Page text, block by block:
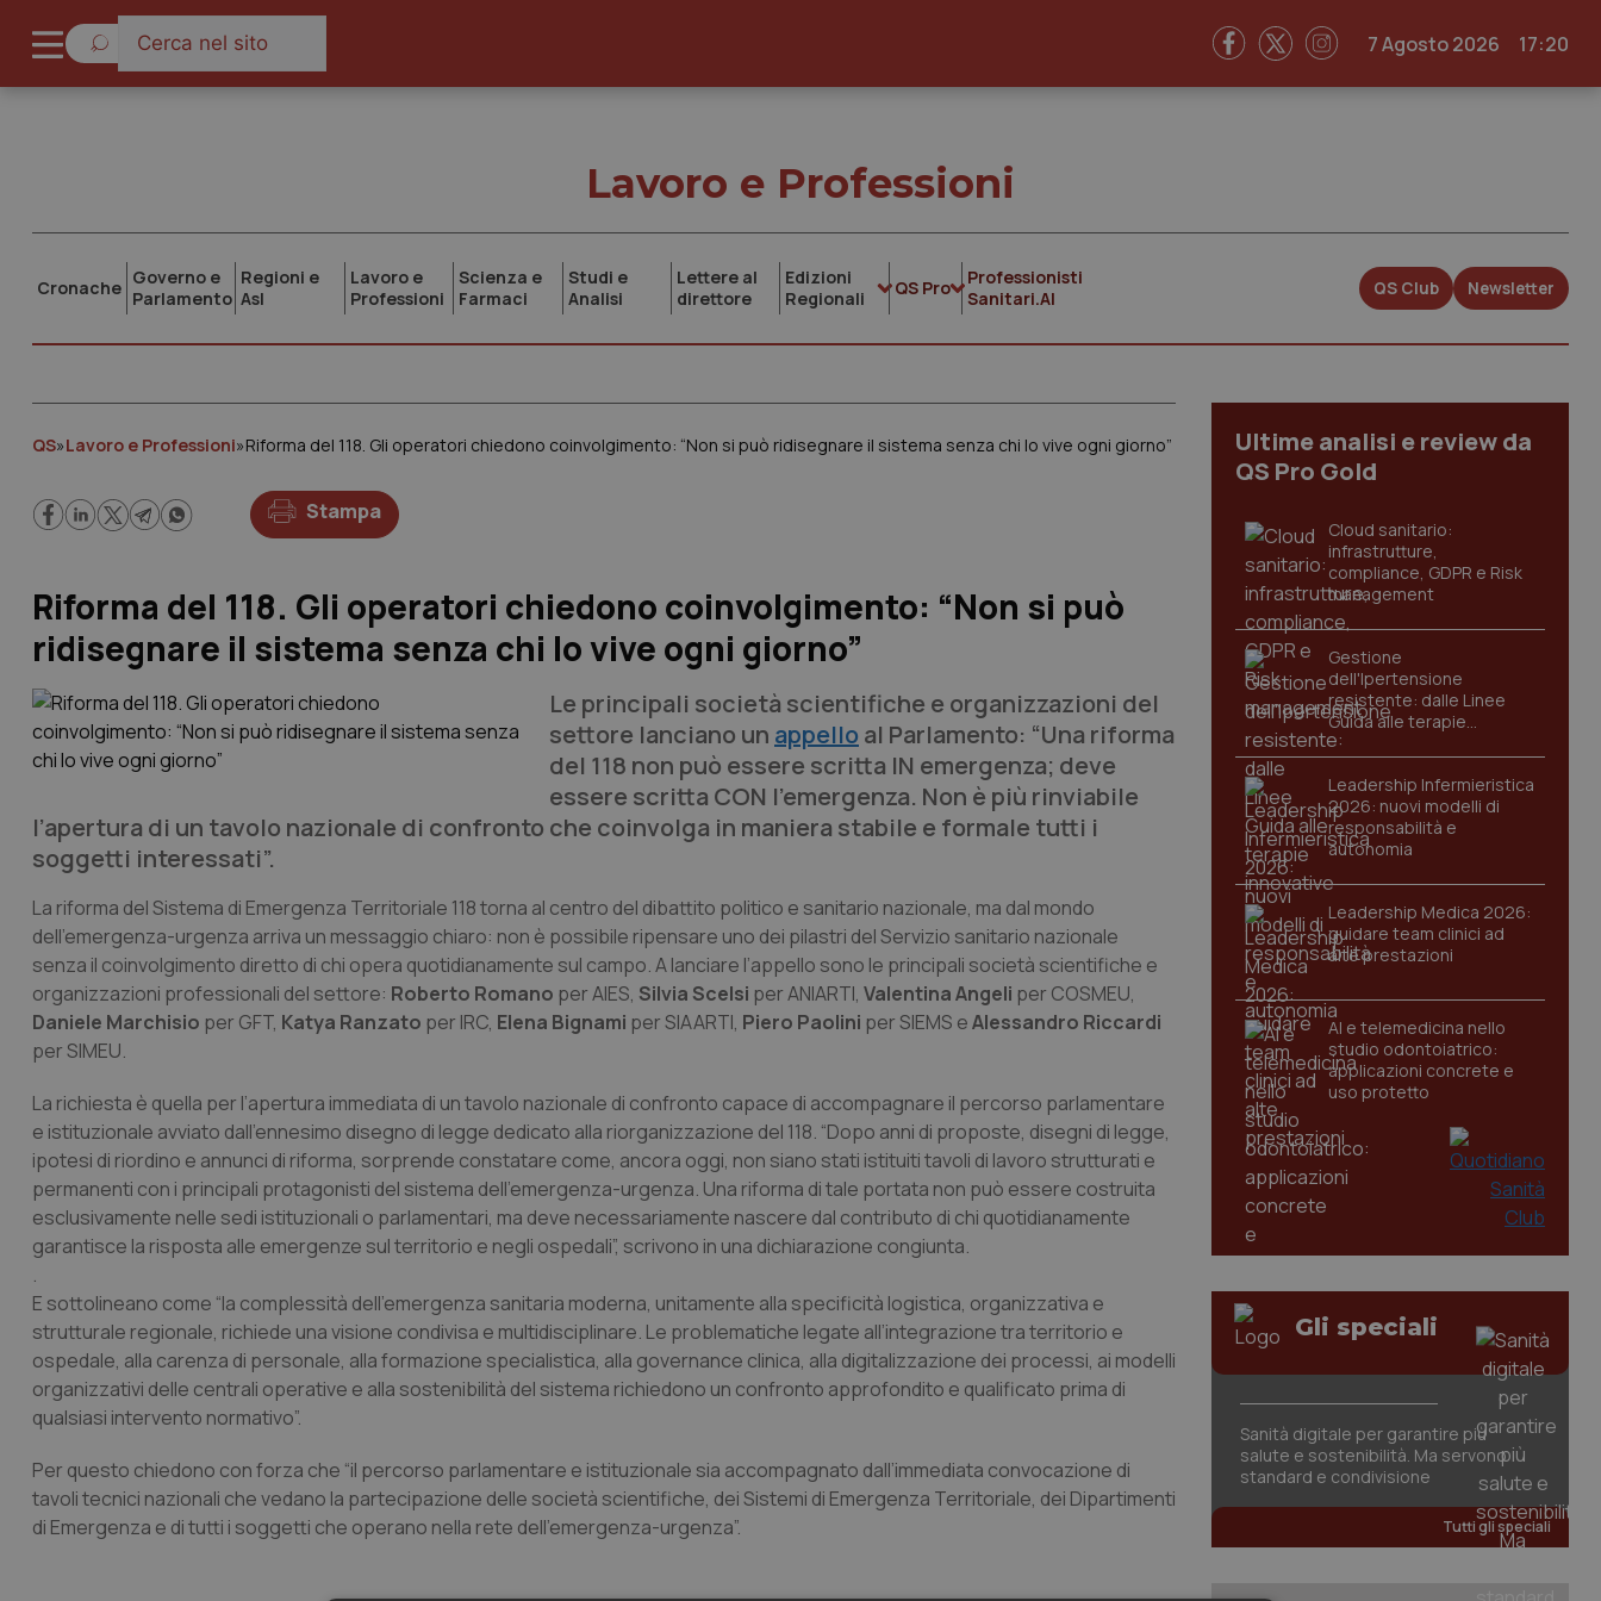
7 Agosto 2026 17:20
Lavoro e Professioni
Cronache Governo e
Parlamento
Regioni e
Asl
Lavoro e
Professioni
Scienza e
Farmaci
Studi e
Analisi
Lettere al
direttore
Edizioni
Regionali
QS Pro
Professionisti
Sanitari.AI
QS Club Newsletter
QS»Lavoro e Professioni»Riforma del 118. Gli operatori chiedono coinvolgimento: “Non si può ridisegnare il sistema senza chi lo vive ogni giorno”
Stampa
Riforma del 118. Gli operatori chiedono coinvolgimento: “Non si può
ridisegnare il sistema senza chi lo vive ogni giorno”
Le principali società scientifiche e organizzazioni del
settore lanciano un appello al Parlamento: “Una riforma
del 118 non può essere scritta IN emergenza; deve
essere scritta CON l’emergenza. Non è più rinviabile
l’apertura di un tavolo nazionale di confronto che coinvolga in maniera stabile e formale tutti i
soggetti interessati”.
La riforma del Sistema di Emergenza Territoriale 118 torna al centro del dibattito politico e sanitario nazionale, ma dal mondo
dell’emergenza-urgenza arriva un messaggio chiaro: non è possibile ripensare uno dei pilastri del Servizio sanitario nazionale
senza il coinvolgimento diretto di chi opera quotidianamente sul campo. A lanciare l’appello sono le principali società scientifiche e
organizzazioni professionali del settore: Roberto Romano per AIES, Silvia Scelsi per ANIARTI, Valentina Angeli per COSMEU,
Daniele Marchisio per GFT, Katya Ranzato per IRC, Elena Bignami per SIAARTI, Piero Paolini per SIEMS eAlessandro Riccardi
per SIMEU.
La richiesta è quella per l’apertura immediata di un tavolo nazionale di confronto capace di accompagnare il percorso parlamentare
e istituzionale avviato dall’ennesimo disegno di legge dedicato alla riorganizzazione del 118. “Dopo anni di proposte, disegni di legge,
ipotesi di riordino e annunci di riforma, sorprende constatare come, ancora oggi, non siano stati istituiti tavoli di lavoro strutturati e
permanenti con i principali protagonisti del sistema dell’emergenza-urgenza. Una riforma di tale portata non può essere costruita
esclusivamente nelle sedi istituzionali o parlamentari, ma deve necessariamente nascere dal contributo di chi quotidianamente
garantisce la risposta alle emergenze sul territorio e negli ospedali”, scrivono in una dichiarazione congiunta.
.
E sottolineano come “la complessità dell’emergenza sanitaria moderna, unitamente alla specificità logistica, organizzativa e
strutturale regionale, richiede una visione condivisa e multidisciplinare. Le problematiche legate all’integrazione tra territorio e
ospedale, alla carenza di personale, alla formazione specialistica, alla governance clinica, alla digitalizzazione dei processi, ai modelli
organizzativi delle centrali operative e alla sostenibilità del sistema richiedono un confronto approfondito e qualificato prima di
qualsiasi intervento normativo”.
Per questo chiedono con forza che “il percorso parlamentare e istituzionale sia accompagnato dall’immediata convocazione di
tavoli tecnici nazionali che vedano la partecipazione delle società scientifiche, dei Sistemi di Emergenza Territoriale, dei Dipartimenti
di Emergenza e di tutti i soggetti che operano nella rete dell’emergenza-urgenza”.
Ultime analisi e review da
QS Pro Gold
Cloud sanitario:
infrastrutture,
compliance, GDPR e Risk
management
Gestione
dell'Ipertensione
resistente: dalle Linee
Guida alle terapie
innovative
Leadership Infermieristica
2026: nuovi modelli di
responsabilità e
autonomia
Leadership Medica 2026:
guidare team clinici ad
alte prestazioni
AI e telemedicina nello
studio odontoiatrico:
applicazioni concrete e
uso protetto
Gli speciali
Sanità digitale per garantire più
salute e sostenibilità. Ma servono
standard e condivisione
Tutti gli speciali